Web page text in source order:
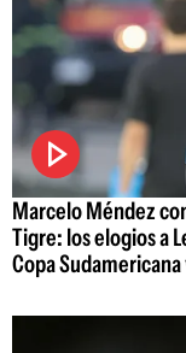
Marcelo Méndez
Tigre: los elogios a
Copa